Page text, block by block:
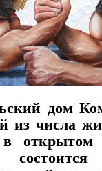
дом
из числа
в открытом